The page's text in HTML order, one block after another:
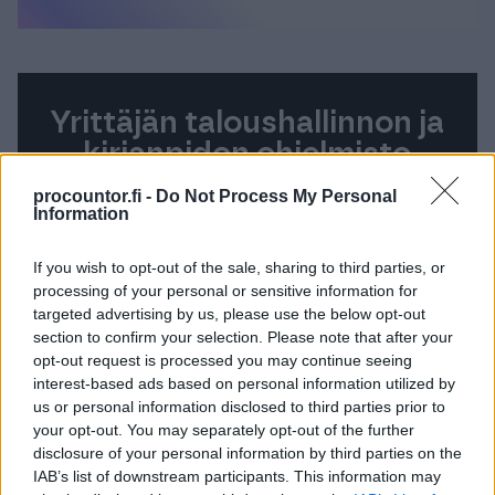
procountor.fi - Do Not Process My Personal
Information
If you wish to opt-out of the sale, sharing to third parties, or
processing of your personal or sensitive information for
targeted advertising by us, please use the below opt-out
section to confirm your selection. Please note that after your
opt-out request is processed you may continue seeing
interest-based ads based on personal information utilized by
us or personal information disclosed to third parties prior to
your opt-out. You may separately opt-out of the further
disclosure of your personal information by third parties on the
IAB’s list of downstream participants. This information may
Yrittäjän taloushallinnon ja
kirjanpidon ohjelmisto
Yksinkertaista taloushallinnon rutiineja ja
maksutta rajoitetun ajan!
Tutustu Procountoriin
Takaisin etusivulle